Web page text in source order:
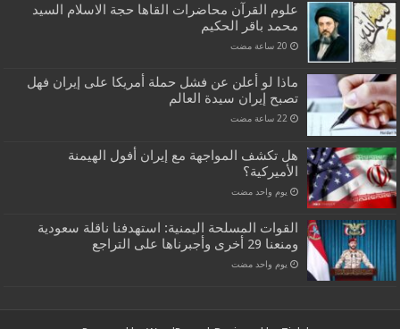
علوم القرآن محاضرات القاها حجة الاسلام السيد
محمد باقر الحكيم
ماذا لو أعلن عن فشل حملة أمريكا على إيران فهل
تصبح إيران سيدة العالم
هل تكشف المواجهة مع إيران أفول الهيمنة
الأميركية؟
‏يوم واحد مضت
القوات المسلحة اليمنية: استهدفنا ناقلة سعودية
ومنعنا 29 أخرى وأجبرناها على التراجع
‏يوم واحد مضت